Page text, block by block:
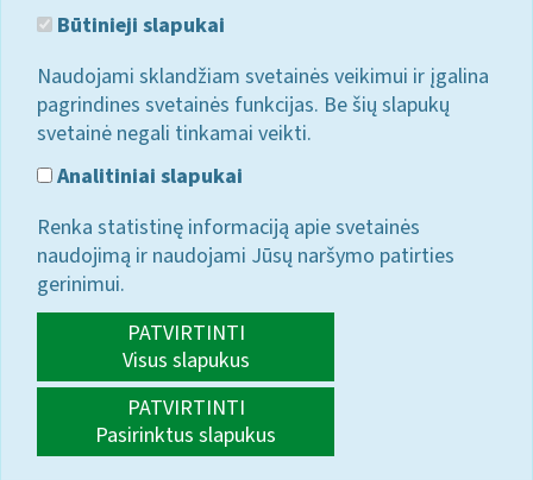
Būtinieji slapukai
Naudojami sklandžiam svetainės veikimui ir įgalina
pagrindines svetainės funkcijas. Be šių slapukų
svetainė negali tinkamai veikti.
Analitiniai slapukai
Renka statistinę informaciją apie svetainės
naudojimą ir naudojami Jūsų naršymo patirties
gerinimui.
PATVIRTINTI
Visus slapukus
PATVIRTINTI
Pasirinktus slapukus